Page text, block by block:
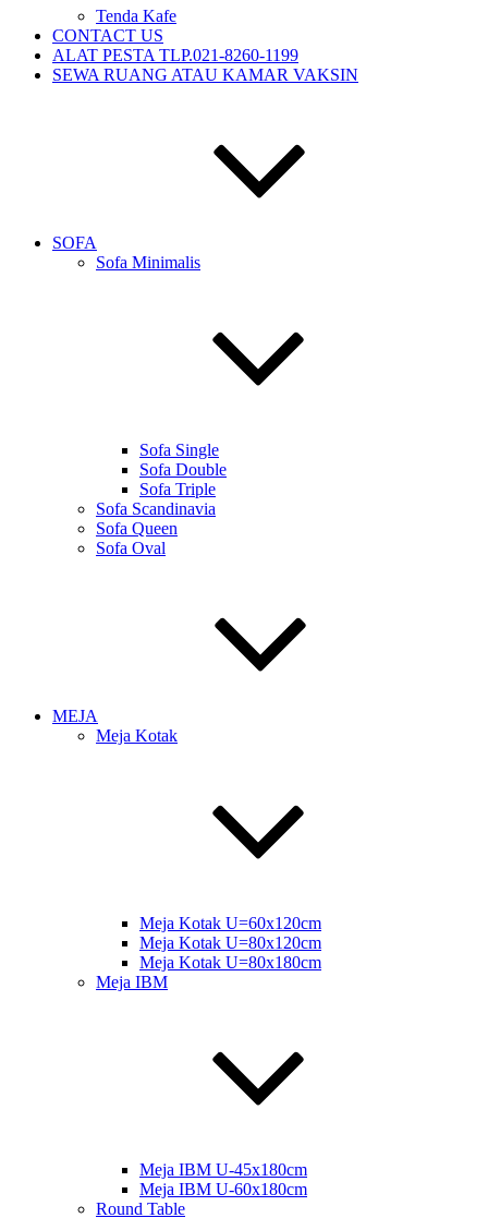
Tenda Kafe
CONTACT US
ALAT PESTA TLP.021-8260-1199
SEWA RUANG ATAU KAMAR VAKSIN
SOFA
Sofa Minimalis
Sofa Single
Sofa Double
Sofa Triple
Sofa Scandinavia
Sofa Queen
Sofa Oval
MEJA
Meja Kotak
Meja Kotak U=60x120cm
Meja Kotak U=80x120cm
Meja Kotak U=80x180cm
Meja IBM
Meja IBM U-45x180cm
Meja IBM U-60x180cm
Round Table